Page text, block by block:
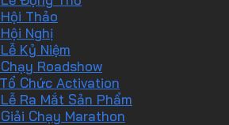
Thảo
Nghị
Kỷ Niệm
Roadshow
Chức Activation
Ra Mắt Sản Phẩm
Chạy Marathon